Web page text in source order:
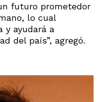
futuro prometedor
lo cual
y ayudará a
del país”, agregó.